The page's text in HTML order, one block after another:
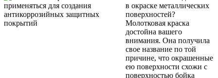
в окраске металлических
поверхностей?
Молотковая краска
достойна вашего
внимания. Она получила
свое название по той
причине, что окрашенные
ею поверхности схожи с
поверхностью бойка